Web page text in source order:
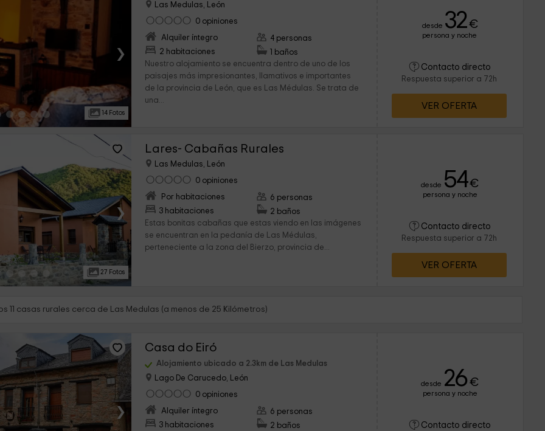
›
14 Fotos
Las Medulas, León
0 opiniones
Alquiler íntegro
2 habitaciones
4 personas
1 baños
Nuestro alojamiento se encuentra dentro de uno de los
paisajes más impresionantes, llamativos e importantes
de la provincia de León, que es Las Médulas. Se trata de
una...
desde 32€
persona y noche
Contacto directo
Respuesta superior a 72h
VER OFERTA
›
27 Fotos
Lares- Cabañas Rurales
Las Medulas, León
0 opiniones
Por habitaciones
3 habitaciones
6 personas
2 baños
Estas bonitas cabañas que estas viendo en las imágenes
se encuentran en la pedanía de Las Médulas,
perteneciente a la zona del Bierzo, provincia de...
desde 54€
persona y noche
Contacto directo
Respuesta superior a 72h
VER OFERTA
11 casas rurales cerca de Las Medulas (a menos de 25 Kilómetros)
›
Casa do Eiró
Alojamiento ubicado a 2.3km de Las Medulas
Lago De Carucedo, León
0 opiniones
Alquiler íntegro
3 habitaciones
6 personas
2 baños
desde 26 €
persona y noche
Contacto directo